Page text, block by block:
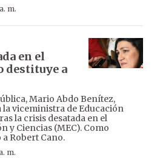
m.
en el
destituye a
Mario Abdo Benítez,
la viceministra de Educación
la crisis desatada en el
y Ciencias (MEC). Como
Robert Cano.
m.